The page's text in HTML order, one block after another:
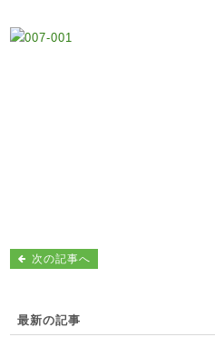
次の記事へ
最新の記事